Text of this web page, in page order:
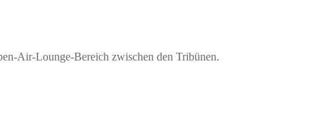
Air-Lounge-Bereich zwischen den Tribünen.